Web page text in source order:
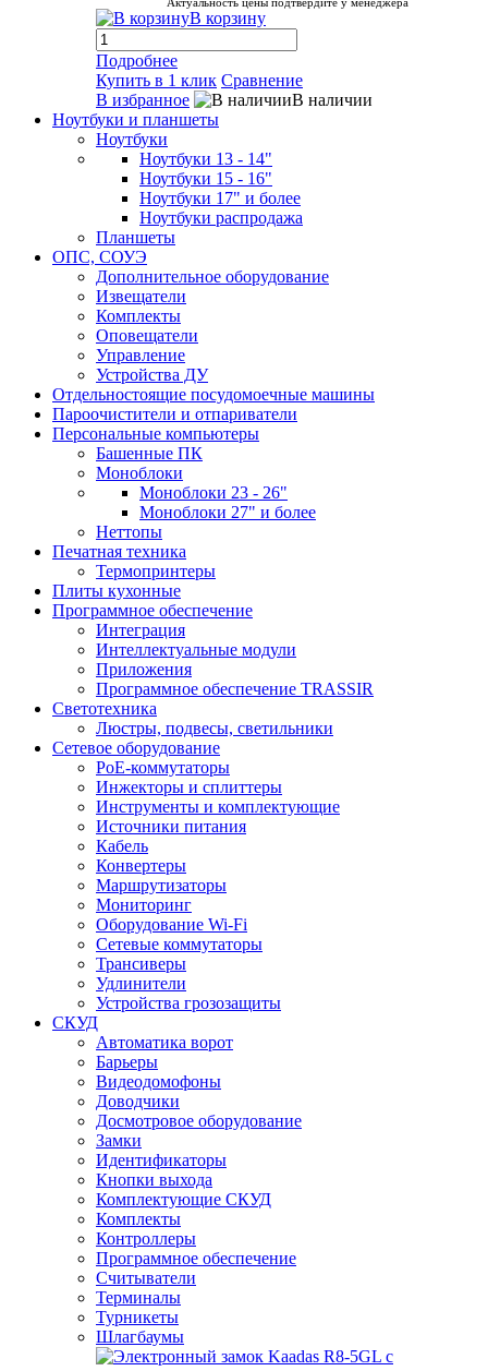
В корзину
Подробнее
Купить в 1 клик Сравнение
В избранное
В наличии
Ноутбуки и планшеты
Ноутбуки
Ноутбуки 13 - 14"
Ноутбуки 15 - 16"
Ноутбуки 17" и более
Ноутбуки распродажа
Планшеты
ОПС, СОУЭ
Дополнительное оборудование
Извещатели
Комплекты
Оповещатели
Управление
Устройства ДУ
Отдельностоящие посудомоечные машины
Пароочистители и отпариватели
Персональные компьютеры
Башенные ПК
Моноблоки
Моноблоки 23 - 26"
Моноблоки 27" и более
Неттопы
Печатная техника
Термопринтеры
Плиты кухонные
Программное обеспечение
Интеграция
Интеллектуальные модули
Приложения
Программное обеспечение TRASSIR
Светотехника
Люстры, подвесы, светильники
Сетевое оборудование
PoE-коммутаторы
Инжекторы и сплиттеры
Инструменты и комплектующие
Источники питания
Кабель
Конвертеры
Маршрутизаторы
Мониторинг
Оборудование Wi-Fi
Сетевые коммутаторы
Трансиверы
Удлинители
Устройства грозозащиты
СКУД
Автоматика ворот
Барьеры
Видеодомофоны
Доводчики
Досмотровое оборудование
Замки
Идентификаторы
Кнопки выхода
Комплектующие СКУД
Комплекты
Контроллеры
Программное обеспечение
Считыватели
Терминалы
Турникеты
Шлагбаумы